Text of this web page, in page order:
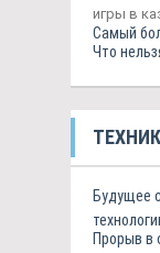
игры в
Самый
Что
Будущее
Прорыв в